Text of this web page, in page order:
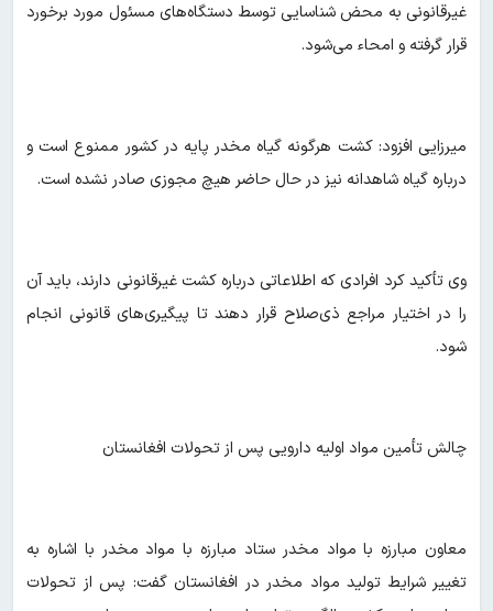
غیرقانونی به محض شناسایی توسط دستگاه‌های مسئول مورد برخورد
قرار گرفته و امحاء می‌شود.
میرزایی افزود: کشت هرگونه گیاه مخدر پایه در کشور ممنوع است و
درباره گیاه شاهدانه نیز در حال حاضر هیچ مجوزی صادر نشده است.
وی تأکید کرد افرادی که اطلاعاتی درباره کشت غیرقانونی دارند، باید آن
را در اختیار مراجع ذی‌صلاح قرار دهند تا پیگیری‌های قانونی انجام
شود.
چالش تأمین مواد اولیه دارویی پس از تحولات افغانستان
معاون مبارزه با مواد مخدر ستاد مبارزه با مواد مخدر با اشاره به
تغییر شرایط تولید مواد مخدر در افغانستان گفت: پس از تحولات